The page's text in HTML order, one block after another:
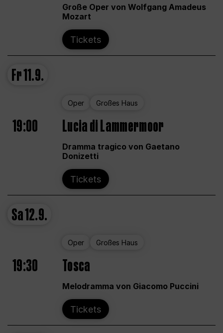
Große Oper von Wolfgang Amadeus
Mozart
Tickets
Fr11.9.
Oper Großes Haus
19:00 Lucia di Lammermoor
Dramma tragico von Gaetano
Donizetti
Tickets
Sa12.9.
Oper Großes Haus
19:30 Tosca
Melodramma von Giacomo Puccini
Tickets